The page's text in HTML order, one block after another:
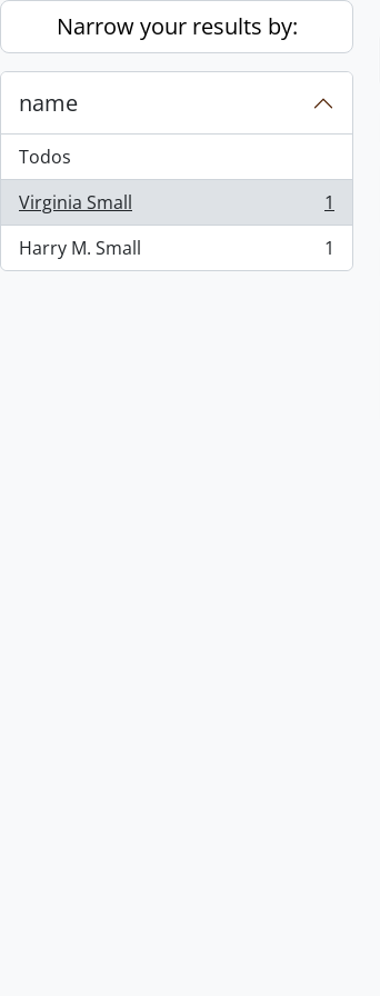
Skip to main content
Narrow your results by:
name
Todos
Virginia Small
, 1 resultados
1
Harry M. Small
, 1 resultados 1